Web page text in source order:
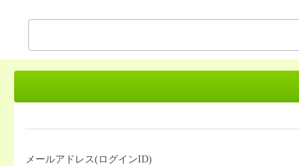
メールアドレス(ログインID)